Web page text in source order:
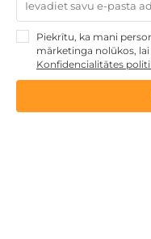
Dāvanas TĒVA DIENĀ
maija brīvdienās
Unikālas
Piekrītu, ka mani
mārketinga nolūkos,
Konfidencialitātes